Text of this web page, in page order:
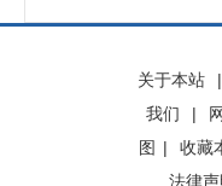
关于本站 |
我们
|
图 | 收藏
法律声